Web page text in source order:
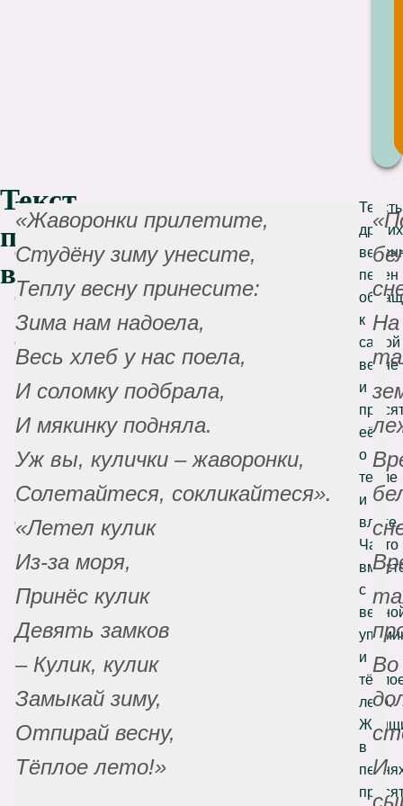
Текст
песен
веснянок
В
весенних
обрядовых
песнях
славяне
часто
обращаются
к
птицам-
и
просят
скорее
отпереть
«Жаворонки прилетите,
Студёну зиму унесите,
Теплу весну принесите:
Зима нам надоела,
Весь хлеб у нас поела,
И соломку подбрала,
И мякинку подняла.
Уж вы, кулички – жаворонки,
Солетайтеся, сокликайтеся».
«Летел кулик
Из-за моря,
Принёс кулик
Девять замков
– Кулик, кулик
Замыкай зиму,
Отпирай весну,
Тёплое лето!»
других
песен
к
самой
весне
и
её
о
тепле
и
влаге.
Часто
с
и
лето.
в
На
Во
И